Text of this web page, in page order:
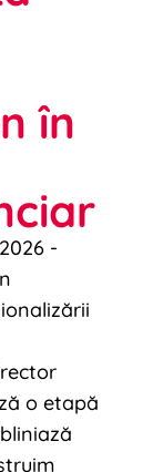
în
-
o etapă